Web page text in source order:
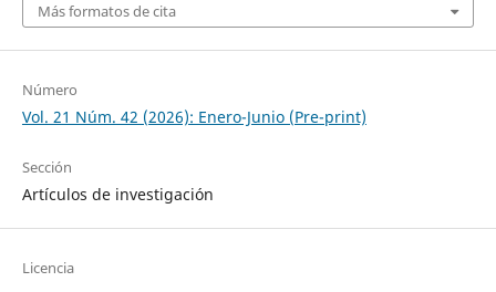
Más formatos de cita
Número
Vol. 21 Núm. 42 (2026): Enero-Junio (Pre-print)
Sección
Artículos de investigación
Licencia